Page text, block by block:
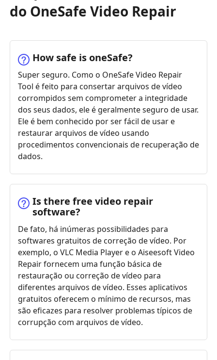
do OneSafe Video Repair
How safe is oneSafe?
Super seguro. Como o OneSafe Video Repair
Tool é feito para consertar arquivos de vídeo
corrompidos sem comprometer a integridade
dos seus dados, ele é geralmente seguro de usar.
Ele é bem conhecido por ser fácil de usar e
restaurar arquivos de vídeo usando
procedimentos convencionais de recuperação de
dados.
Is there free video repair
software?
De fato, há inúmeras possibilidades para
softwares gratuitos de correção de vídeo. Por
exemplo, o VLC Media Player e o Aiseesoft Video
Repair fornecem uma função básica de
restauração ou correção de vídeo para
diferentes arquivos de vídeo. Esses aplicativos
gratuitos oferecem o mínimo de recursos, mas
são eficazes para resolver problemas típicos de
corrupção com arquivos de vídeo.